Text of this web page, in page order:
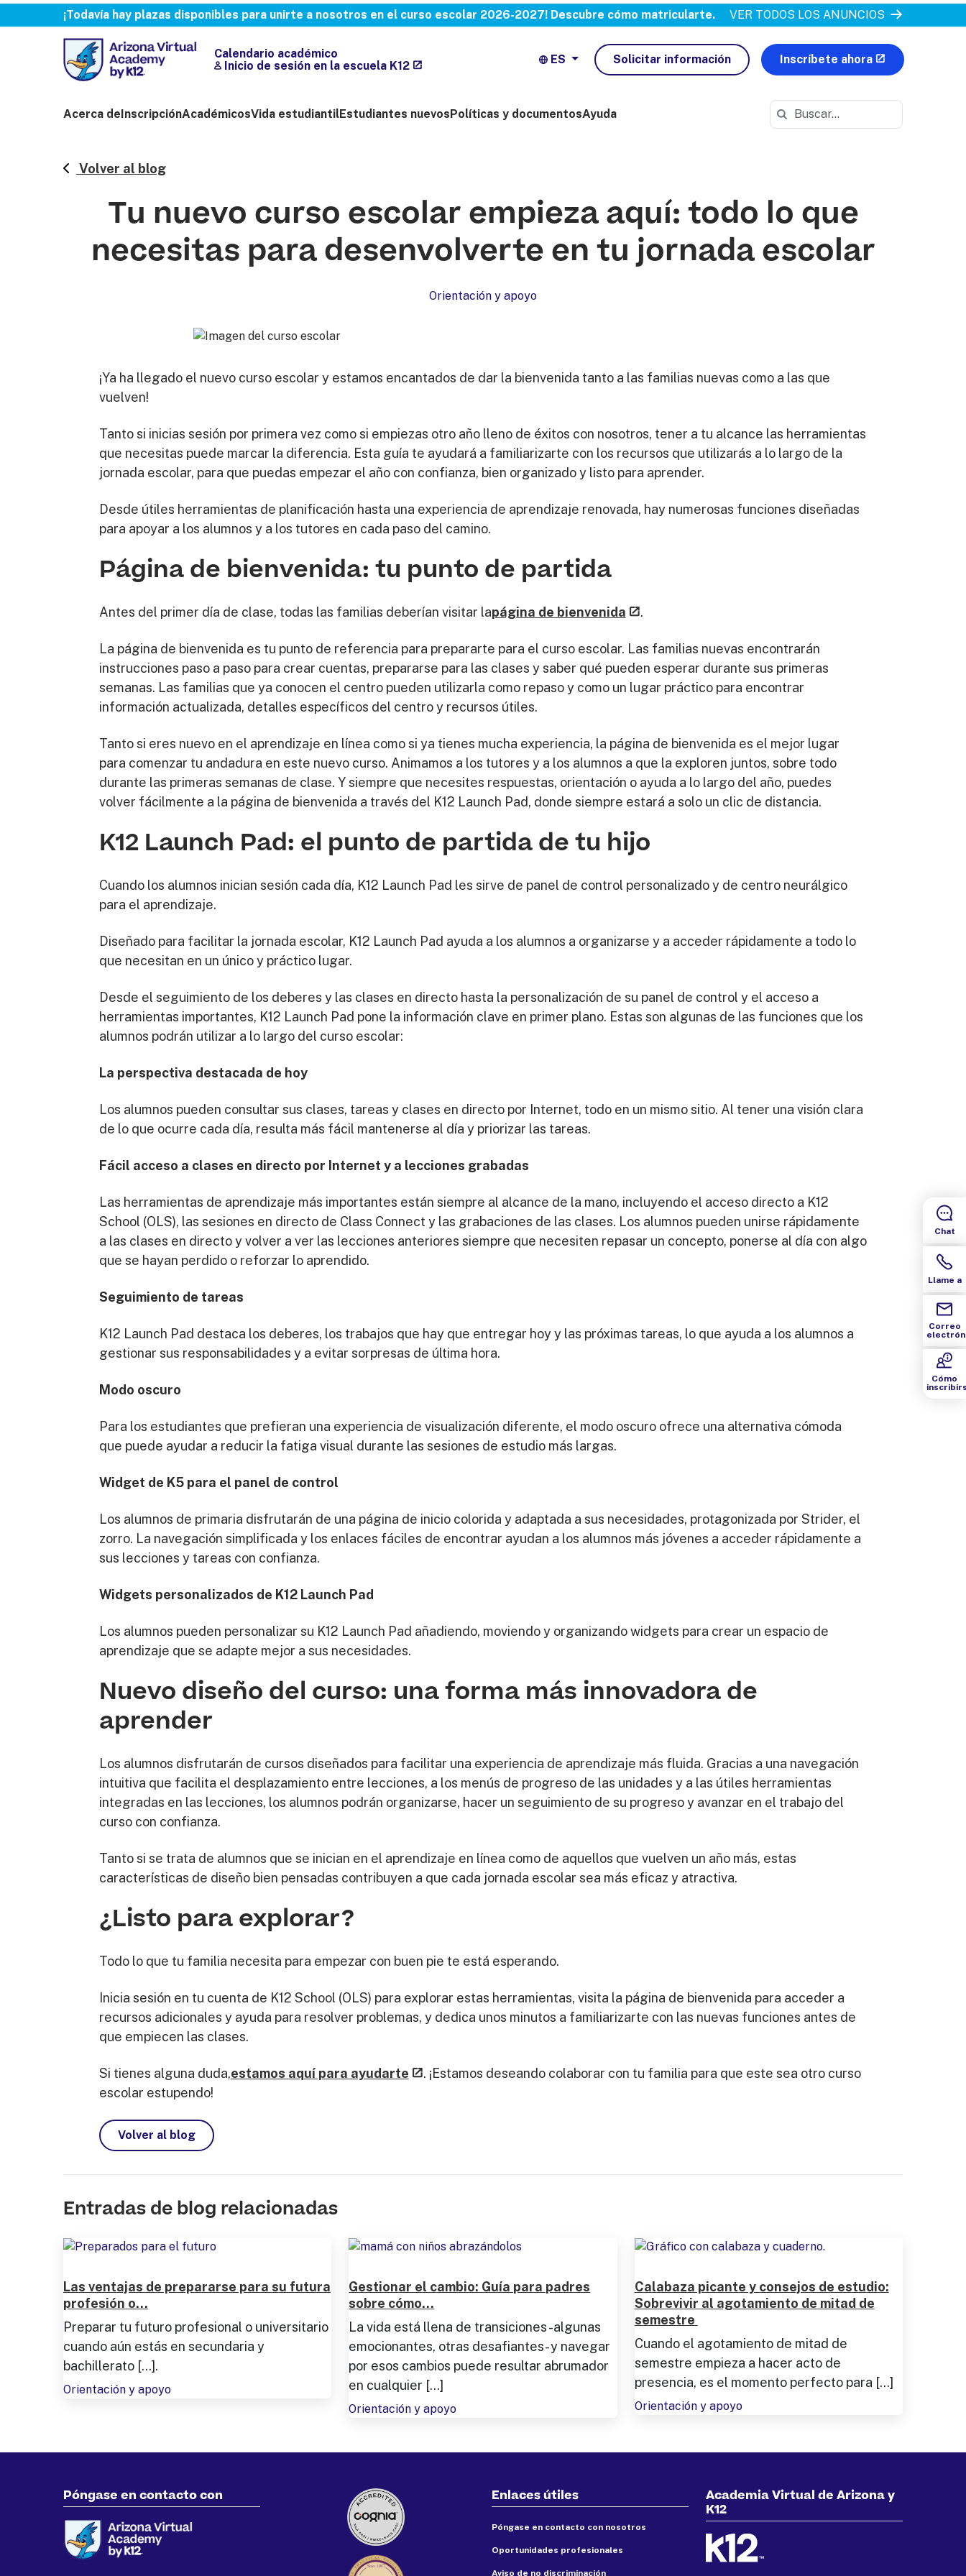
¡Todavía hay plazas disponibles para unirte a nosotros en el curso escolar 2026-2027! Descubre cómo matricularte. VER TODOS LOS ANUNCIOS
Calendario académico
Inicio de sesión en la escuela K12
ES Solicitar información Inscríbete ahora
Acerca deInscripciónAcadémicosVida estudiantilEstudiantes nuevosPolíticas y documentosAyuda Buscar en https://azva.k12.com/
Volver al blog
Tu nuevo curso escolar empieza aquí: todo lo que
necesitas para desenvolverte en tu jornada escolar
Orientación y apoyo
¡Ya ha llegado el nuevo curso escolar y estamos encantados de dar la bienvenida tanto a las familias nuevas como a las que
vuelven!
Tanto si inicias sesión por primera vez como si empiezas otro año lleno de éxitos con nosotros, tener a tu alcance las herramientas
que necesitas puede marcar la diferencia. Esta guía te ayudará a familiarizarte con los recursos que utilizarás a lo largo de la
jornada escolar, para que puedas empezar el año con confianza, bien organizado y listo para aprender.
Desde útiles herramientas de planificación hasta una experiencia de aprendizaje renovada, hay numerosas funciones diseñadas
para apoyar a los alumnos y a los tutores en cada paso del camino.
Página de bienvenida: tu punto de partida
Antes del primer día de clase, todas las familias deberían visitar lapágina de bienvenida .
La página de bienvenida es tu punto de referencia para prepararte para el curso escolar. Las familias nuevas encontrarán
instrucciones paso a paso para crear cuentas, prepararse para las clases y saber qué pueden esperar durante sus primeras
semanas. Las familias que ya conocen el centro pueden utilizarla como repaso y como un lugar práctico para encontrar
información actualizada, detalles específicos del centro y recursos útiles.
Tanto si eres nuevo en el aprendizaje en línea como si ya tienes mucha experiencia, la página de bienvenida es el mejor lugar
para comenzar tu andadura en este nuevo curso. Animamos a los tutores y a los alumnos a que la exploren juntos, sobre todo
durante las primeras semanas de clase. Y siempre que necesites respuestas, orientación o ayuda a lo largo del año, puedes
volver fácilmente a la página de bienvenida a través del K12 Launch Pad, donde siempre estará a solo un clic de distancia.
K12 Launch Pad: el punto de partida de tu hijo
Cuando los alumnos inician sesión cada día, K12 Launch Pad les sirve de panel de control personalizado y de centro neurálgico
para el aprendizaje.
Diseñado para facilitar la jornada escolar, K12 Launch Pad ayuda a los alumnos a organizarse y a acceder rápidamente a todo lo
que necesitan en un único y práctico lugar.
Desde el seguimiento de los deberes y las clases en directo hasta la personalización de su panel de control y el acceso a
herramientas importantes, K12 Launch Pad pone la información clave en primer plano. Estas son algunas de las funciones que los
alumnos podrán utilizar a lo largo del curso escolar:
La perspectiva destacada de hoy
Los alumnos pueden consultar sus clases, tareas y clases en directo por Internet, todo en un mismo sitio. Al tener una visión clara
de lo que ocurre cada día, resulta más fácil mantenerse al día y priorizar las tareas.
Fácil acceso a clases en directo por Internet y a lecciones grabadas
Las herramientas de aprendizaje más importantes están siempre al alcance de la mano, incluyendo el acceso directo a K12
School (OLS), las sesiones en directo de Class Connect y las grabaciones de las clases. Los alumnos pueden unirse rápidamente
a las clases en directo y volver a ver las lecciones anteriores siempre que necesiten repasar un concepto, ponerse al día con algo
que se hayan perdido o reforzar lo aprendido.
Seguimiento de tareas
K12 Launch Pad destaca los deberes, los trabajos que hay que entregar hoy y las próximas tareas, lo que ayuda a los alumnos a
gestionar sus responsabilidades y a evitar sorpresas de última hora.
Modo oscuro
Para los estudiantes que prefieran una experiencia de visualización diferente, el modo oscuro ofrece una alternativa cómoda
que puede ayudar a reducir la fatiga visual durante las sesiones de estudio más largas.
Widget de K5 para el panel de control
Los alumnos de primaria disfrutarán de una página de inicio colorida y adaptada a sus necesidades, protagonizada por Strider, el
zorro. La navegación simplificada y los enlaces fáciles de encontrar ayudan a los alumnos más jóvenes a acceder rápidamente a
sus lecciones y tareas con confianza.
Widgets personalizados de K12 Launch Pad
Los alumnos pueden personalizar su K12 Launch Pad añadiendo, moviendo y organizando widgets para crear un espacio de
aprendizaje que se adapte mejor a sus necesidades.
Nuevo diseño del curso: una forma más innovadora de
aprender
Los alumnos disfrutarán de cursos diseñados para facilitar una experiencia de aprendizaje más fluida. Gracias a una navegación
intuitiva que facilita el desplazamiento entre lecciones, a los menús de progreso de las unidades y a las útiles herramientas
integradas en las lecciones, los alumnos podrán organizarse, hacer un seguimiento de su progreso y avanzar en el trabajo del
curso con confianza.
Tanto si se trata de alumnos que se inician en el aprendizaje en línea como de aquellos que vuelven un año más, estas
características de diseño bien pensadas contribuyen a que cada jornada escolar sea más eficaz y atractiva.
¿Listo para explorar?
Todo lo que tu familia necesita para empezar con buen pie te está esperando.
Inicia sesión en tu cuenta de K12 School (OLS) para explorar estas herramientas, visita la página de bienvenida para acceder a
recursos adicionales y ayuda para resolver problemas, y dedica unos minutos a familiarizarte con las nuevas funciones antes de
que empiecen las clases.
Si tienes alguna duda,estamos aquí para ayudarte
. ¡Estamos deseando colaborar con tu familia para que este sea otro curso
escolar estupendo!
Volver al blog
Entradas de blog relacionadas
Las ventajas de prepararse para su futura
profesión o...
Preparar tu futuro profesional o universitario
cuando aún estás en secundaria y
bachillerato [...].
Orientación y apoyo
Gestionar el cambio: Guía para padres
sobre cómo...
La vida está llena de transiciones -algunas
emocionantes, otras desafiantes- y navegar
por esos cambios puede resultar abrumador
en cualquier [...]
Orientación y apoyo
Calabaza picante y consejos de estudio:
Sobrevivir al agotamiento de mitad de
semestre
Cuando el agotamiento de mitad de
semestre empieza a hacer acto de
presencia, es el momento perfecto para [...]
Orientación y apoyo
Póngase en contacto con Enlaces útiles
Póngase en contacto con nosotros
Oportunidades profesionales
Aviso de no discriminación
Academia Virtual de Arizona y
K12
Chat
Llame a
Correo
Cómo